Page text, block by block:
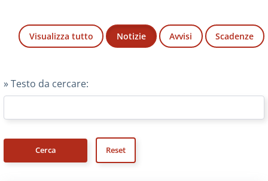
Visualizza tutto Notizie Avvisi Scadenze
» Testo da cercare: